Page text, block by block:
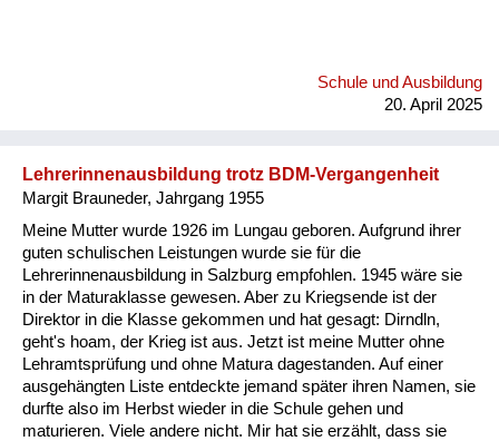
Schule und Ausbildung
20. April 2025
Lehrerinnenausbildung trotz BDM-Vergangenheit
Margit Brauneder, Jahrgang 1955
Meine Mutter wurde 1926 im Lungau geboren. Aufgrund ihrer
guten schulischen Leistungen wurde sie für die
Lehrerinnenausbildung in Salzburg empfohlen. 1945 wäre sie
in der Maturaklasse gewesen. Aber zu Kriegsende ist der
Direktor in die Klasse gekommen und hat gesagt: Dirndln,
geht's hoam, der Krieg ist aus. Jetzt ist meine Mutter ohne
Lehramtsprüfung und ohne Matura dagestanden. Auf einer
ausgehängten Liste entdeckte jemand später ihren Namen, sie
durfte also im Herbst wieder in die Schule gehen und
maturieren. Viele andere nicht. Mir hat sie erzählt, dass sie